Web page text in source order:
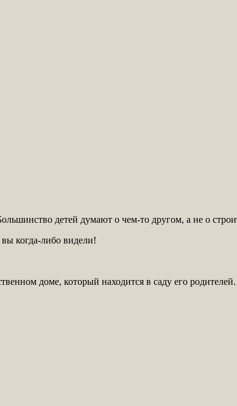
детей думают о чем-то другом, а не о
когда-либо видели!
доме, который находится в саду его родителей.